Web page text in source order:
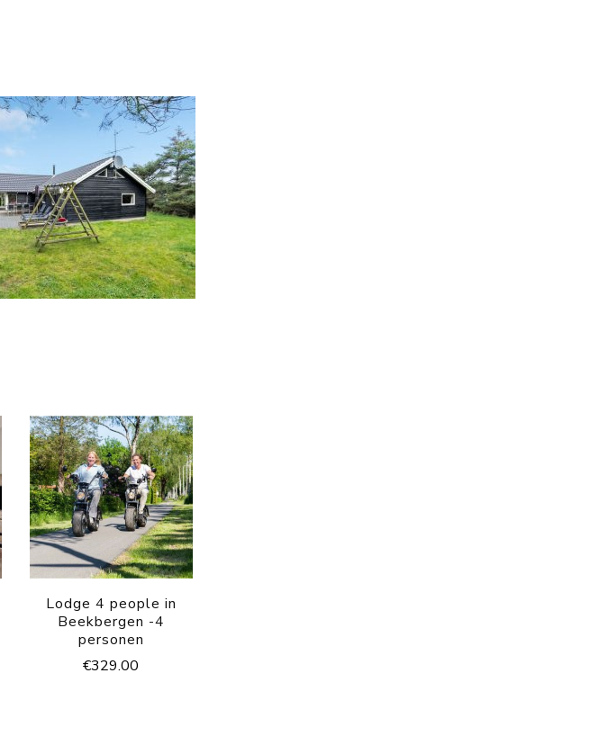
Lodge 4 people in
Beekbergen -4
personen
€329.00